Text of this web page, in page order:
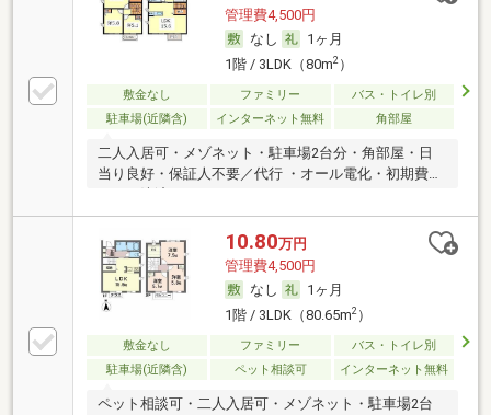
管理費4,500円
なし
1ヶ月
1階 / 3LDK（80m2）
敷金なし ファミリー
バス・トイレ別
駐車場(近隣含)
インターネット無料 角部屋
二人入居可・メゾネット・駐車場2台分・角部屋・日
当り良好・保証人不要／代行 ・オール電化・初期費用
10.80万円
管理費4,500円
なし
1ヶ月
1階 / 3LDK（80.65m2）
敷金なし ファミリー
バス・トイレ別
駐車場(近隣含)
ペット相談可 インターネット無料
ペット相談可・二人入居可・メゾネット・駐車場2台